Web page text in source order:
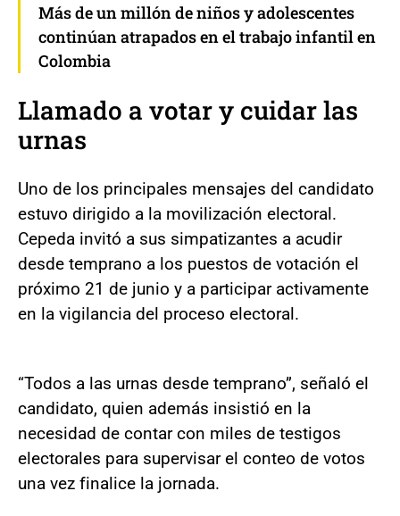
Más de un millón de niños y adolescentes
continúan atrapados en el trabajo infantil en
Colombia
Llamado a votar y cuidar las
urnas
Uno de los principales mensajes del candidato
estuvo dirigido a la movilización electoral.
Cepeda invitó a sus simpatizantes a acudir
desde temprano a los puestos de votación el
próximo 21 de junio y a participar activamente
en la vigilancia del proceso electoral.
“Todos a las urnas desde temprano”, señaló el
candidato, quien además insistió en la
necesidad de contar con miles de testigos
electorales para supervisar el conteo de votos
una vez finalice la jornada.